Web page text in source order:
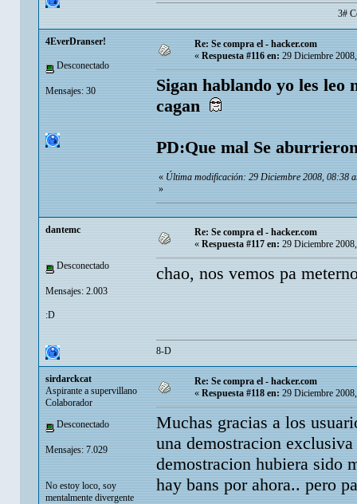
3#
4EverDranser!
Desconectado
Mensajes: 30
Re: Se compra el - hacker.com
«Respuesta #116 en:29 Diciembre
Sigan hablando yo les leo
cagan
PD:Que mal Se
«Última modificación: 29 Diciembre 2008, 08:38
»
dantemc
Desconectado
Mensajes: 2.003
:D
Re: Se compra el - hacker.com
« Respuesta #117 en: 29 Diciembre
chao, nos vemos pa
8-D
sirdarckcat
Aspirante a supervillano
Colaborador
Desconectado
Mensajes: 7.029
No estoy loco, soy
mentalmente divergente
Re: Se compra el - hacker.com
«Respuesta #118 en:29 Diciembre
Muchas gracias a los
una demostracion
demostracion hubiera sido
hay bans por ahora.. pero